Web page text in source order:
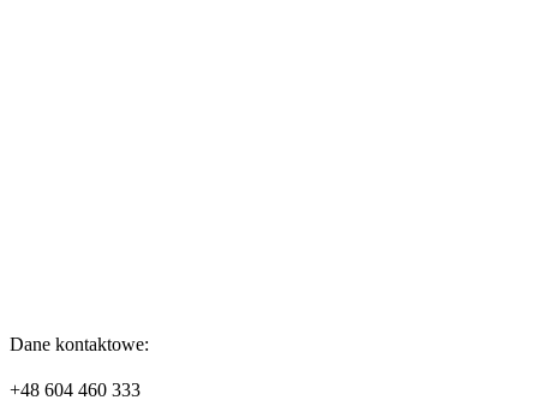
Dane kontaktowe:
+48 604 460 333